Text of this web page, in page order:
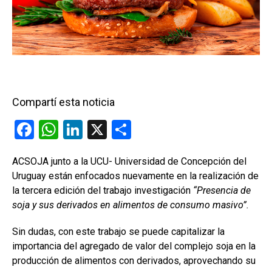
Compartí esta noticia
F
ce
b
o
o
k
W
at
s
A
p
p
Li
ke
dI
n
X
m
p
ar
tir
ACSOJA junto a la UCU- Universidad de Concepción del
Uruguay están enfocados nuevamente en la realización de
la tercera edición del trabajo investigación “Presencia de
soja y sus derivados en alimentos de consumo masivo”.
Sin dudas, con este trabajo se puede capitalizar la
importancia del agregado de valor del complejo soja en la
producción de alimentos con derivados, aprovechando su